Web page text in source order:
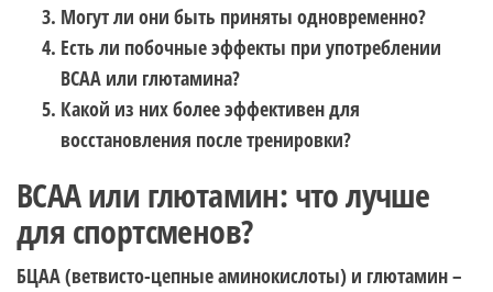
Могут ли они быть приняты одновременно?
Есть ли побочные эффекты при употреблении
BCAA или глютамина?
Какой из них более эффективен для
восстановления после тренировки?
BCAA или глютамин: что лучше
для спортсменов?
БЦАА (ветвисто-цепные аминокислоты) и глютамин –